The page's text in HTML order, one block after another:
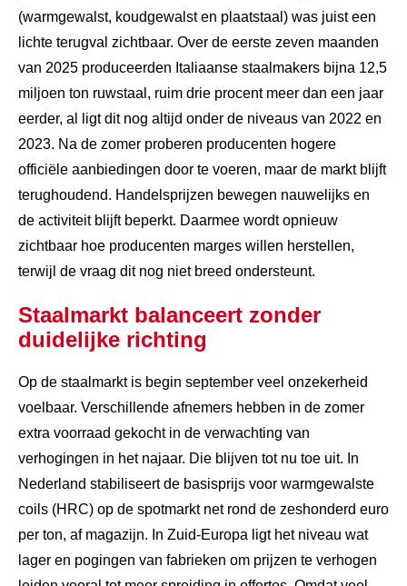
(warmgewalst, koudgewalst en plaatstaal) was juist een
lichte terugval zichtbaar. Over de eerste zeven maanden
van 2025 produceerden Italiaanse staalmakers bijna 12,5
miljoen ton ruwstaal, ruim drie procent meer dan een jaar
eerder, al ligt dit nog altijd onder de niveaus van 2022 en
2023. Na de zomer proberen producenten hogere
officiële aanbiedingen door te voeren, maar de markt blijft
terughoudend. Handelsprijzen bewegen nauwelijks en
de activiteit blijft beperkt. Daarmee wordt opnieuw
zichtbaar hoe producenten marges willen herstellen,
terwijl de vraag dit nog niet breed ondersteunt.
Staalmarkt balanceert zonder
duidelijke richting
Op de staalmarkt is begin september veel onzekerheid
voelbaar. Verschillende afnemers hebben in de zomer
extra voorraad gekocht in de verwachting van
verhogingen in het najaar. Die blijven tot nu toe uit. In
Nederland stabiliseert de basisprijs voor warmgewalste
coils (HRC) op de spotmarkt net rond de zeshonderd euro
per ton, af magazijn. In Zuid-Europa ligt het niveau wat
lager en pogingen van fabrieken om prijzen te verhogen